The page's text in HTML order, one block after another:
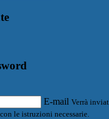
E-mail Verrà
le istruzioni necessarie.